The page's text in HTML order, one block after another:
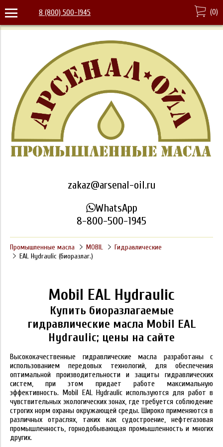
8 (800) 500-1945 (0)
zakaz@arsenal-oil.ru
WhatsApp
8-800-500-1945
Промышленные масла MOBIL
Гидравлические
EAL Hydraulic (биоразлаг.)
Mobil EAL Hydraulic
Купить биоразлагаемые
гидравлические масла Mobil EAL
Hydraulic; цены на сайте
Высококачественные гидравлические масла разработаны с
использованием передовых технологий, для обеспечения
оптимальной производительности и защиты гидравлических
систем, при этом придает работе максимальную
эффективность. Mobil EAL Hydraulic используются для работ в
чувствительных экологических зонах, где требуется соблюдение
строгих норм охраны окружающей среды. Широко применяются в
различных отраслях, таких как судостроение, нефтегазовая
промышленность, горнодобывающая промышленность и многих
других.